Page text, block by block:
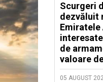
Scurgeri
dezvăluit
Emiratele
de
valoare
05 AUGUST